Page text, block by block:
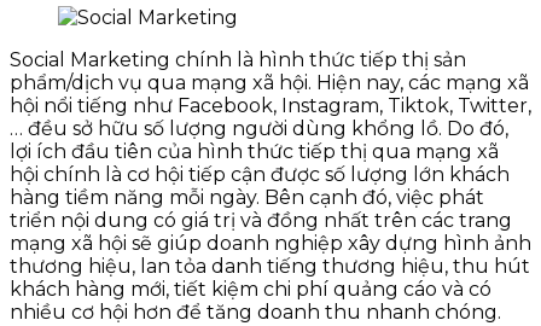
Social Marketing chính là hình thức tiếp thị sản
phẩm/dịch vụ qua mạng xã hội. Hiện nay, các mạng xã
hội nổi tiếng như Facebook, Instagram, Tiktok, Twitter,
… đều sở hữu số lượng người dùng khổng lồ. Do đó,
lợi ích đầu tiên của hình thức tiếp thị qua mạng xã
hội chính là cơ hội tiếp cận được số lượng lớn khách
hàng tiềm năng mỗi ngày. Bên cạnh đó, việc phát
triển nội dung có giá trị và đồng nhất trên các trang
mạng xã hội sẽ giúp doanh nghiệp xây dựng hình ảnh
thương hiệu, lan tỏa danh tiếng thương hiệu, thu hút
khách hàng mới, tiết kiệm chi phí quảng cáo và có
nhiều cơ hội hơn để tăng doanh thu nhanh chóng.